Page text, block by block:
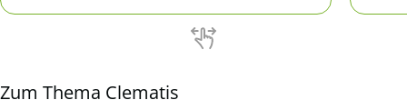
Zum Thema Clematis